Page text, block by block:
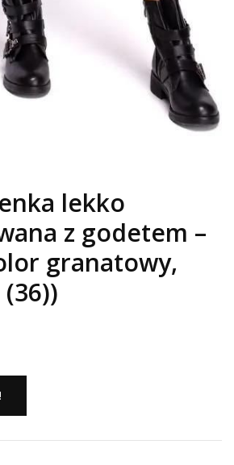
lekko
z godetem –
granatowy,